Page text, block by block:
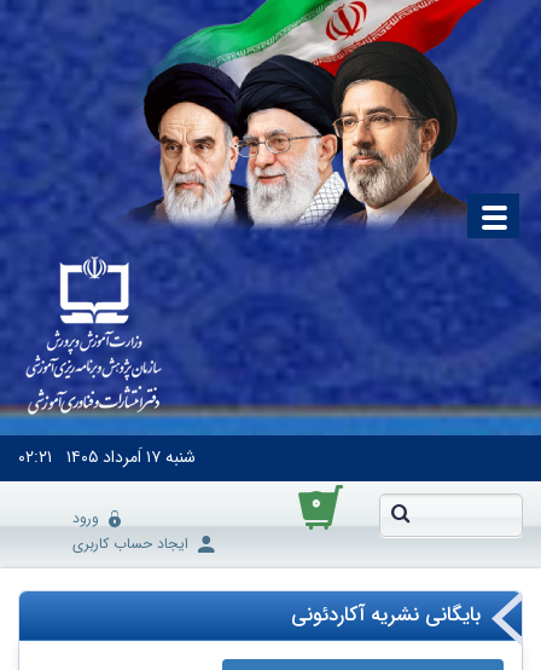
شنبه۱۷ اَمرداد ۱۴۰۵ ۰۲:۲۱
۰
ورود
ایجاد حساب کاربری
بایگانی نشریه آکاردئونی